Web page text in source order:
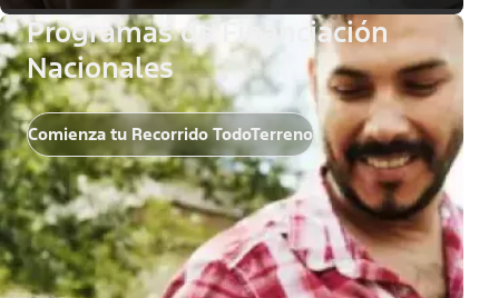
Programas de Financiación
Nacionales
Comienza tu Recorrido TodoTerreno